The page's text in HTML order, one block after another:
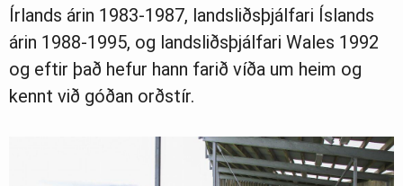
Írlands árin 1983-1987, landsliðsþjálfari Íslands
árin 1988-1995, og landsliðsþjálfari Wales 1992
og eftir það hefur hann farið víða um heim og
kennt við góðan orðstír.